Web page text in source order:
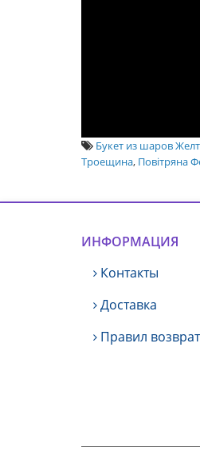
Букет из шаров
Троещина, Повітряна
ИНФОРМАЦИЯ
Контакты
Доставка
Правил